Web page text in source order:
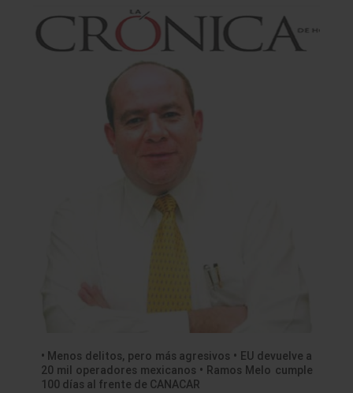
• Menos delitos, pero más agresivos • EU devuelve a
20 mil operadores mexicanos • Ramos Melo cumple
100 días al frente de CANACAR